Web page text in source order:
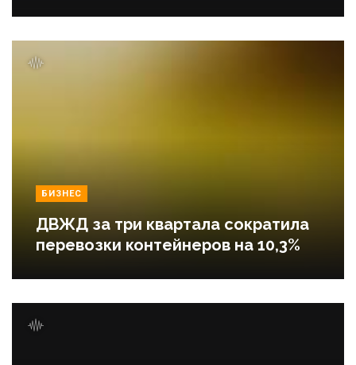
БИЗНЕС
ДВЖД за три квартала сократила
перевозки контейнеров на 10,3%